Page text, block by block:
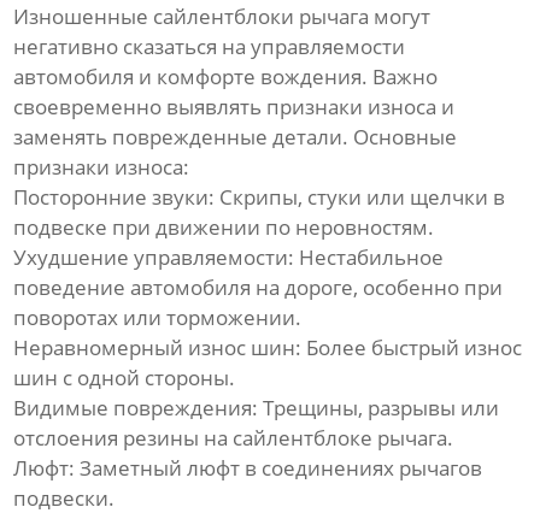
Изношенные сайлентблоки рычага могут
негативно сказаться на управляемости
автомобиля и комфорте вождения. Важно
своевременно выявлять признаки износа и
заменять поврежденные детали. Основные
признаки износа:
Посторонние звуки: Скрипы, стуки или щелчки в
подвеске при движении по неровностям.
Ухудшение управляемости: Нестабильное
поведение автомобиля на дороге, особенно при
поворотах или торможении.
Неравномерный износ шин: Более быстрый износ
шин с одной стороны.
Видимые повреждения: Трещины, разрывы или
отслоения резины на сайлентблоке рычага.
Люфт: Заметный люфт в соединениях рычагов
подвески.